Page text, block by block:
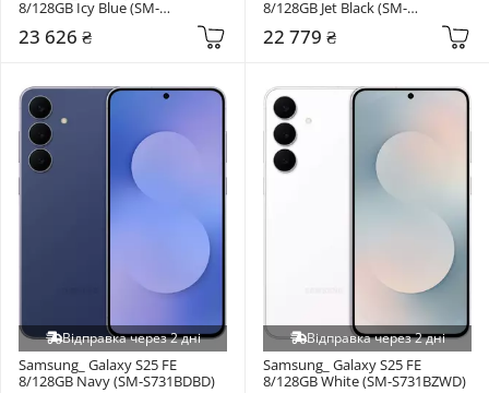
8/128GB Icy Blue (SM-
23 626 ₴
8/128GB Jet Black (SM-
22 779 ₴
Відправка через 2 дні
Samsung_ Galaxy S25 FE
8/128GB Navy (SM-S731BDBD)
Відправка через 2 дні
Samsung_ Galaxy S25 FE
8/128GB White (SM-S731BZWD)